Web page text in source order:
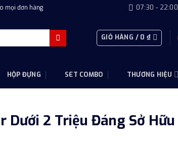
mọi đơn hàng 07:30 - 22:00
GIỎ HÀNG / 0₫
HỘP ĐỰNG SET COMBO THƯƠNG HIỆU
Dưới 2 Triệu Đáng Sở Hữu